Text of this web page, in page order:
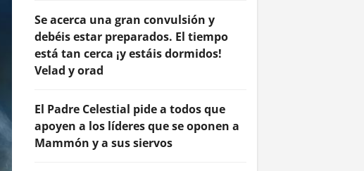
Se acerca una gran convulsión y
debéis estar preparados. El tiempo
está tan cerca ¡y estáis dormidos!
Velad y orad
El Padre Celestial pide a todos que
apoyen a los líderes que se oponen a
Mammón y a sus siervos